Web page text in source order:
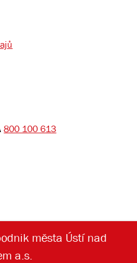
800 100 613
města Ústí nad
a.s.